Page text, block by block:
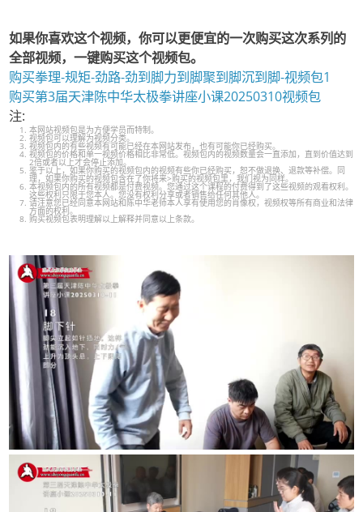
如果你喜欢这个视频，你可以更便宜的一次购买这次系列的
全部视频，一键购买这个视频包。
购买拳理-规矩-劲路-劲到脚力到脚聚到脚沉到脚-视频包1
购买第3届天津陈中华太极拳讲座小课20250310视频包
注:
本网站视频包是为方便学员而特制。
视频包可以理解为视频分类。
视频包内的有些视频有可能已经在本网站发布，也有可能你已经购买。
视频包的价格和单一视频价格相比非常低。视频包内的视频数量会一直添加，直到价值达到
2倍或者以上才会停止添加。
鉴于以上，如果你购买的视频包内的视频有些你已经购买，恕不做退换、退款等补偿。同
理，如果你购买的视频包含在了你将来>购买的视频包里，我们视为同样。
本视频包内的所有视频都是付费视频。您通过这个课程的付费得到了这些视频的观看权利。
这些权利只限于您本人。您没有权利分享或者销售给任何其他人。
请注意您已经同意本网站和陈中华老师本人享有使用您的肖像权，视频权等所有商业和法律
方面的权利。
购买视频包表明理解以上解释并同意以上条款。